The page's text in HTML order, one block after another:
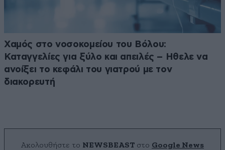
Χαμός στο νοσοκομείου του Βόλου:
Καταγγελίες για ξύλο και απειλές – Ηθελε να
ανοίξει το κεφάλι του γιατρού με τον
διακορευτή
Ακολουθήστε το NEWSBEAST στο Google News